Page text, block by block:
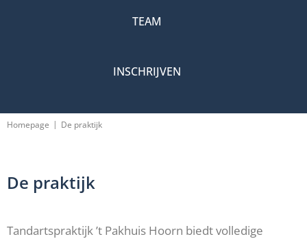
TEAM
INSCHRIJVEN
Homepage | De praktijk
De praktijk
Tandartspraktijk ’t Pakhuis Hoorn biedt volledige